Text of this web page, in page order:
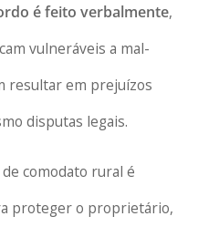
é feito verbalmente,
vulneráveis a mal-
resultar em prejuízos
disputas legais.
comodato rural é
proteger o proprietário,